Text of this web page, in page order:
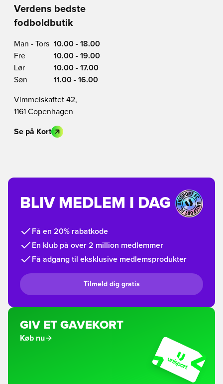
Verdens bedste
fodboldbutik
Man - Tors 10.00 - 18.00
Fre
10.00 - 19.00
Lør
10.00 - 17.00
Søn
11.00 - 16.00
Vimmelskaftet 42,
1161 Copenhagen
Se på Kort
BLIV MEDLEM I DAG
Få en 20% rabatkode
En klub på over 2 million medlemmer
Få adgang til eksklusive medlemsprodukter
Tilmeld dig gratis
GIV ET GAVEKORT
Køb nu